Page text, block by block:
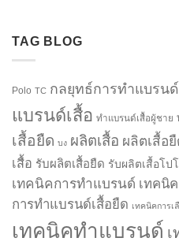
TAG BLOG
Polo TC กลยุทธ์การทำแบรนด์
แบรนด์เสื้อ ทำแบรนด์เสื้อผู้ชาย
เสื้อยืด บง ผลิตเสื้อ ผลิตเสื้อ
เสื้อ รับผลิตเสื้อยืด รับผลิตเสื้อโป
เทคนิคการทำแบรนด์ เทคนิ
การทำแบรนด์เสื้อยืด เทคนิคการเ
เทคนิคทำแบรนด์